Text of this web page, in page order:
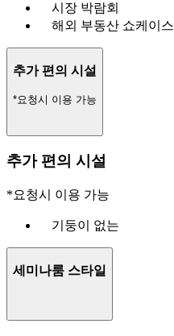
시장 박람회
해외 부동산 쇼케이스
추가 편의 시설
*요청시 이용 가능
추가 편의 시설
*요청시 이용 가능
기둥이 없는
세미나룸 스타일